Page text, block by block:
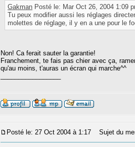
Gakman Posté le: Mar Oct 26, 2004 1:09
Tu peux modifier aussi les réglages
molettes de réglage, il y en a une pour le
Non! Ca ferait sauter la garantie!
Franchement, te fais pas chier avec ça,
qu'au moins, t'auras un écran qui marche^^
Posté le: 27 Oct 2004 à 1:17 Sujet du